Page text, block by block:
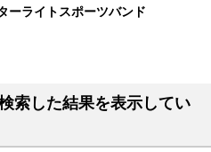
ーライトスポーツバンド
索した結果を表示してい